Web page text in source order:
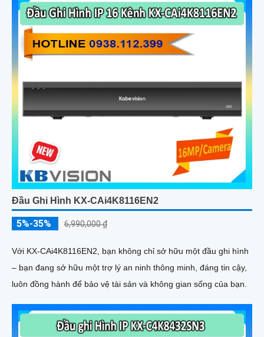
Đầu Ghi Hình KX-CAi4K8116EN2
5%-35% 6,990,000 ₫
Với KX‑CAi4K8116EN2, bạn không chỉ sở hữu một đầu ghi hình
– bạn đang sở hữu một trợ lý an ninh thông minh, đáng tin cậy,
luôn đồng hành để bảo vệ tài sản và không gian sống của bạn.